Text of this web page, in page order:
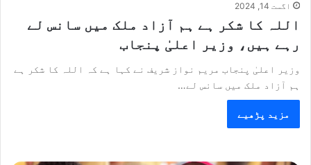
اگست 14, 2024
اللہ کا شکر ہے ہم آزاد ملک میں سانس لے
رہے ہیں، وزیر اعلیٰ پنجاب
وزیر اعلیٰ پنجاب مریم نواز شریف نے کہا ہے کہ اللہ کا شکر ہے
ہم آزاد ملک میں سانس لے…
مزید پڑھیے